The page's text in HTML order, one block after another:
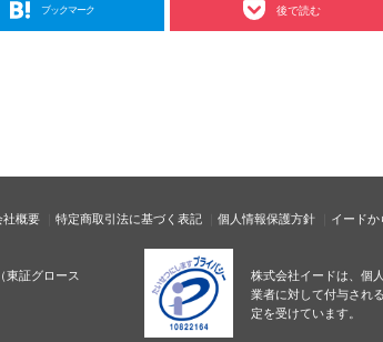
ブックマーク 後で読む
社概要 特定商取引法に基づく表記 個人情報保護方針 イード
東証グロース
株式会社イードは、個
業者に対して付与され
定を受けています。